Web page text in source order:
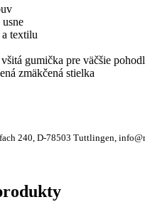
textilu
gumička pre väčšie
zmäkčená stielka
240, D-78503 Tuttlingen,